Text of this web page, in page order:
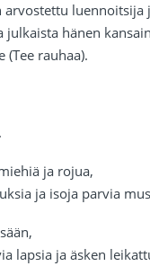
arvostettu luennoitsija
julkaista hänen
(Tee rauhaa).
ja rojua,
ja isoja parvia
lapsia ja äsken